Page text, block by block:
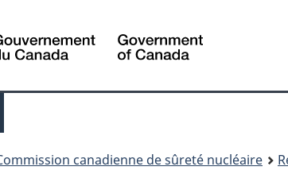
Canada
canadienne de sûreté nucléaire